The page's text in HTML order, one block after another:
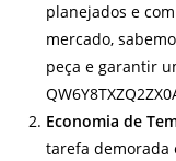
planejados e
mercado,
peça e garantir
Economia de
tarefa demorada